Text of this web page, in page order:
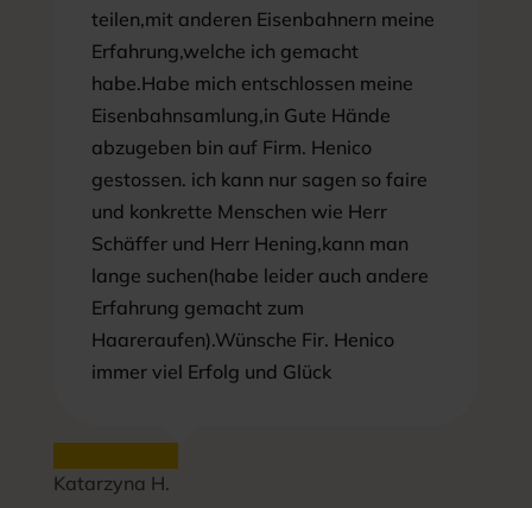
teilen,mit anderen Eisenbahnern meine
Erfahrung,welche ich gemacht
habe.Habe mich entschlossen meine
Eisenbahnsamlung,in Gute Hände
abzugeben bin auf Firm. Henico
gestossen. ich kann nur sagen so faire
und konkrette Menschen wie Herr
Schäffer und Herr Hening,kann man
lange suchen(habe leider auch andere
Erfahrung gemacht zum
Haareraufen).Wünsche Fir. Henico
immer viel Erfolg und Glück
Katarzyna H.